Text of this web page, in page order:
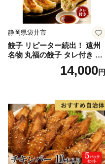
静岡県袋井市
餃子 リピーター続出！ 遠州
名物 丸福の餃子 タレ付き ぎ
ょうざ ギョーザ ギョウザ 惣
菜 おかず 中華 点心 加工食品
14,000円